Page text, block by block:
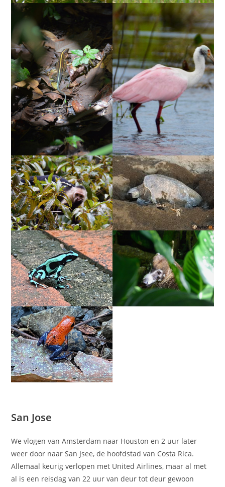
San Jose
We vlogen van Amsterdam naar Houston en 2 uur later
weer door naar San Jsee, de hoofdstad van Costa Rica.
Allemaal keurig verlopen met United Airlines, maar al met
al is een reisdag van 22 uur van deur tot deur gewoon